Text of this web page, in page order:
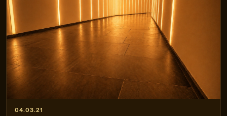
04.03.21